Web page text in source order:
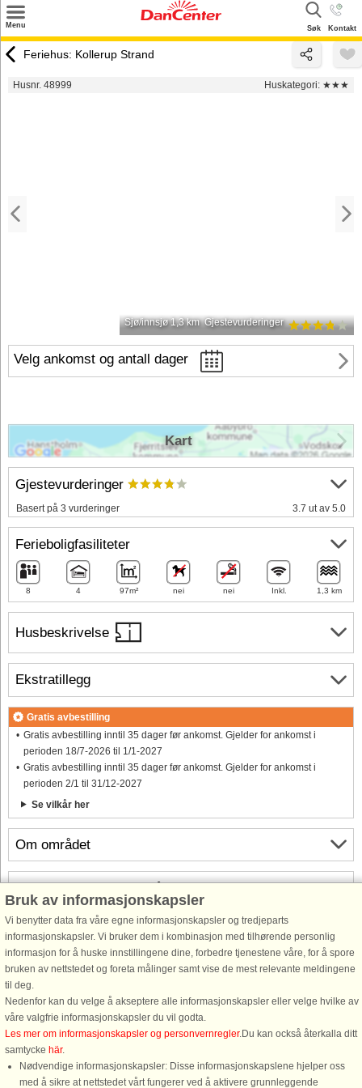
Menu Kontakt
Søk
Tilbud
Feriehus: Kollerup Strand
Husnr. 48999 Huskategori: ★★★
Sjø/innsjø 1,3 km Gjestevurderinger
Velg ankomst og antall dager
Husbeskrivelse
Om området
Info og åpningstider
Før ferien
Gjestevurderinger
Basert på 3 vurderinger 3.7 ut av 5.0
Ferieboligfasiliteter
8 4 97m² nei nei Inkl. 1,3 km
Ekstratillegg
Gratis avbestilling
Gratis avbestilling inntil 35 dager før ankomst. Gjelder for ankomst i
perioden 18/7-2026 til 1/1-2027
Gratis avbestilling inntil 35 dager før ankomst. Gjelder for ankomst i
perioden 2/1 til 31/12-2027
Se vilkår her
Kart
Topp-attraksjoner i området
Bruk av informasjonskapsler
Vi benytter data fra våre egne informasjonskapsler og tredjeparts
informasjonskapsler. Vi bruker dem i kombinasjon med tilhørende personlig
informasjon for å huske innstillingene dine, forbedre tjenestene våre, for å spore
bruken av nettstedet og foreta målinger samt vise de mest relevante meldingene
til deg.
Nedenfor kan du velge å akseptere alle informasjonskapsler eller velge hvilke av
våre valgfrie informasjonskapsler du vil godta.
Les mer om informasjonskapsler og personvernregler.Du kan också återkalla ditt
samtycke här.
Nødvendige informasjonskapsler: Disse informasjonskapslene hjelper oss
med å sikre at nettstedet vårt fungerer ved å aktivere grunnleggende